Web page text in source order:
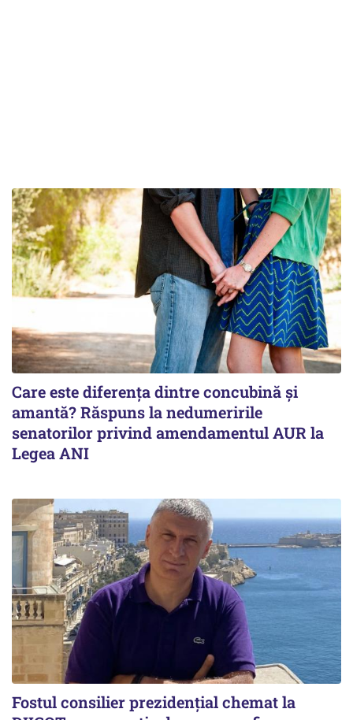
Care este diferența dintre concubină și
amantă? Răspuns la nedumeririle
senatorilor privind amendamentul AUR la
Legea ANI
Fostul consilier prezidențial chemat la